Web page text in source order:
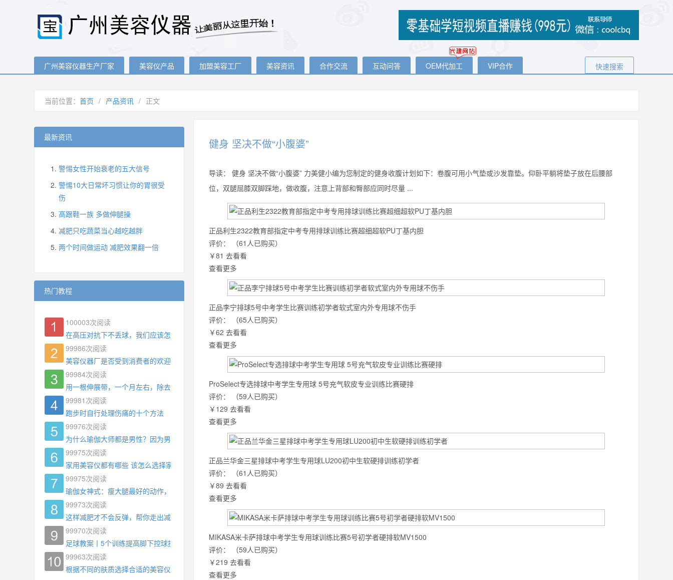
广州美容仪器生产厂家 美容仪产品 加盟美容工厂 美容资讯 合作交流 互动问答 OEM代加工 VIP合作 快速搜索
当前位置： 首页 / 产品资讯 / 正文
健身 坚决不做“小腹婆”
导读：
健身 坚决不做“小腹婆” 力美健小编为您制定的健身收腹计划如下：卷腹可用小气垫或沙发靠垫。仰卧平躺将垫子放在后腰部
位，双腿屈膝双脚踩地，做收腹，注意上背部和臀部应同时尽量 ...
正品利生2322教育部指定中考专用排球训练比赛超细超软PU丁基内胆
评价：
（61人已购买）
￥81 去看看
查看更多
正品李宁排球5号中考学生比赛训练初学者软式室内外专用球不伤手
评价：
（65人已购买）
￥62 去看看
查看更多
ProSelect专选排球中考学生专用球 5号充气软皮专业训练比赛硬排
评价：
（59人已购买）
￥129 去看看
查看更多
正品兰华金三星排球中考学生专用球LU200初中生软硬排训练初学者
评价：
（61人已购买）
￥89 去看看
查看更多
MIKASA米卡萨排球中考学生专用球训练比赛5号初学者硬排软MV1500
评价：
（59人已购买）
￥219 去看看
查看更多
最新资讯
警惕女性开始衰老的五大信号
警惕10大日常坏习惯让你的胃很受
伤
高跟鞋一族 多做伸腿操
减肥只吃蔬菜当心越吃越胖
两个时间做运动 减肥效果翻一倍
热门教程
100003次阅读
在高压对抗下不丢球，我们应该怎么练?
99986次阅读
美容仪器厂是否受到消费者的欢迎
99984次阅读
用一根伸展带，一个月左右，除去了手臂拜拜肉，背也变薄了
99981 次阅读
跑步时自行处理伤痛的十个方法
99976次阅读
为什么瑜伽大师都是男性？因为男权，让女性失去同等的机会
99975次阅读
家用美容仪都有哪些 该怎么选择家用美容仪
99975次阅读
瑜伽女神式：瘦大腿最好的动作，没有之一，为什么你练了没效果？
99973次阅读
这样减肥才不会反弹，帮你走出减肥瓶颈
99970次阅读
足球教案丨5个训练提高脚下控球技术
99963次阅读
根据不同的肤质选择合适的美容仪器